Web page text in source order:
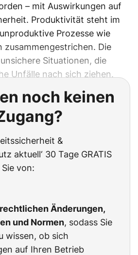
– mit Auswirkungen auf
Produktivität steht im
Prozesse wie
zusammengestrichen. Die
Situationen, die
Unfälle nach sich ziehen.
noch keinen
&
aktuell‘ 30 Tage GRATIS
von:
Änderungen,
und Normen, sodass Sie
wissen, ob sich
auf Ihren Betrieb